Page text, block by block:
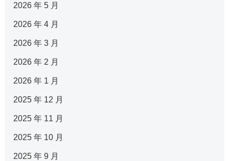
2026 年 5 月
2026 年 4 月
2026 年 3 月
2026 年 2 月
2026 年 1 月
2025 年 12 月
2025 年 11 月
2025 年 10 月
2025 年 9 月